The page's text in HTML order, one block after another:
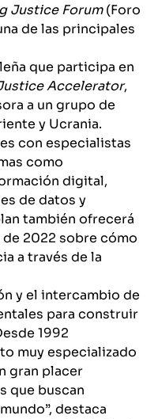
Justice Forum(Foro
de las principales
que participa en
Accelerator,
a un grupo de
y Ucrania.
con especialistas
como
digital,
de datos y
también ofrecerá
2022 sobre cómo
a través de la
y el intercambio de
para construir
1992
muy especializado
gran placer
que buscan
destaca